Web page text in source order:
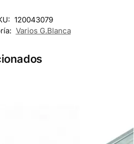
120043079
Varios G.Blanca